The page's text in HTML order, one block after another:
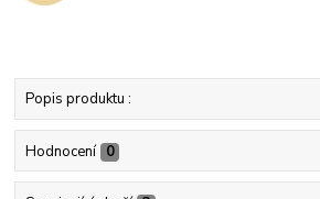
Popis produktu :
Hodnocení 0